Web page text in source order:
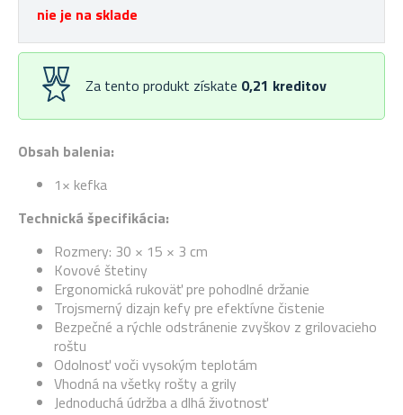
Obsah balenia:
1× kefka
Technická špecifikácia:
Rozmery: 30 × 15 × 3 cm
Kovové štetiny
Ergonomická rukoväť pre pohodlné držanie
Trojsmerný dizajn kefy pre efektívne čistenie
Bezpečné a rýchle odstránenie zvyškov z grilovacieho
roštu
Odolnosť voči vysokým teplotám
Vhodná na všetky rošty a grily
Jednoduchá údržba a dlhá životnosť
nie je na sklade
Za tento produkt získate 0,21 kreditov